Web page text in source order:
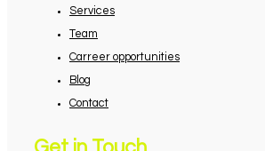
Services
Team
Carreer opportunities
Blog
Contact